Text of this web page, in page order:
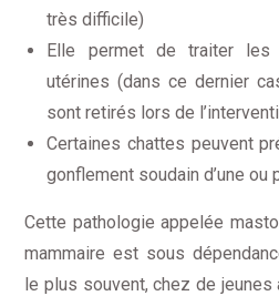
très difficile)
Elle permet de traiter les
utérines (dans ce dernier
sont retirés lors de
Certaines chattes peuvent
gonflement soudain d’une ou
Cette pathologie appelée
mammaire est sous
le plus souvent, chez de jeunes